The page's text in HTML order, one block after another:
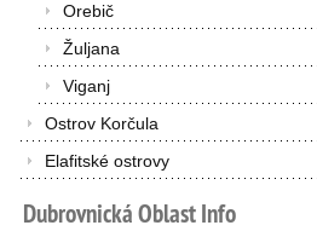
Orebič
Žuljana
Viganj
Ostrov Korčula
Elafitské ostrovy
DubrovnickáOblastInfo